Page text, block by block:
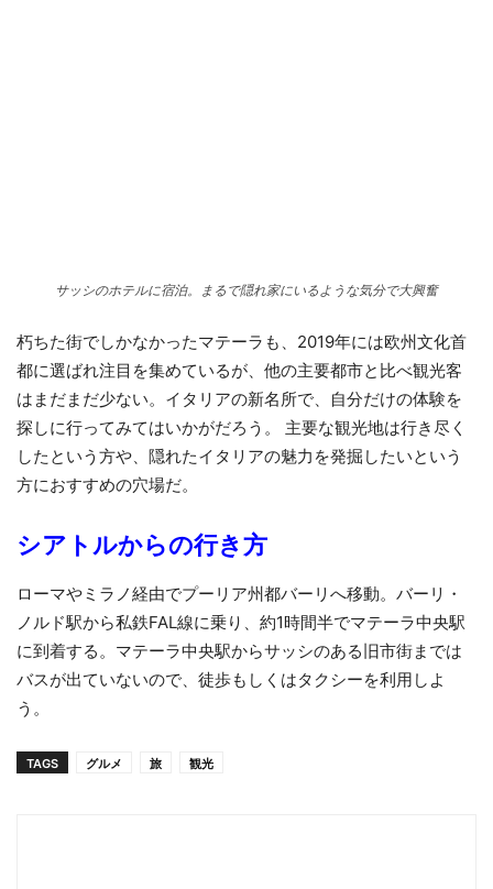
サッシのホテルに宿泊。まるで隠れ家にいるような気分で大興奮
朽ちた街でしかなかったマテーラも、2019年には欧州文化首
都に選ばれ注目を集めているが、他の主要都市と比べ観光客
はまだまだ少ない。イタリアの新名所で、自分だけの体験を
探しに行ってみてはいかがだろう。 主要な観光地は行き尽く
したという方や、隠れたイタリアの魅力を発掘したいという
方におすすめの穴場だ。
シアト ルからの行き方
ローマやミラノ経由でプーリア州都バーリへ移動。バーリ・
ノルド駅から私鉄FAL線に乗り、約1時間半でマテーラ中央駅
に到着する。マテーラ中央駅からサッシのある旧市街までは
バスが出ていないので、徒歩もしくはタクシーを利用しよ
う。
TAGS グルメ 旅 観光